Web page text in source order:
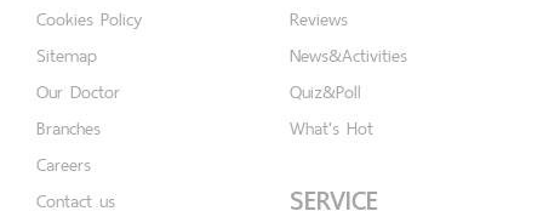
Cookies Policy
Sitemap
Our Doctor
Branches
Careers
Contact us
Reviews
News&Activities
Quiz&Poll
What's Hot
SERVICE